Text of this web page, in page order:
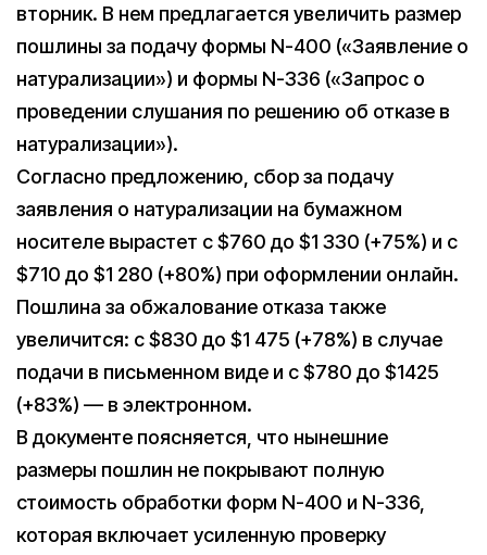
вторник. В нем предлагается увеличить размер
пошлины за подачу формы N-400 («Заявление о
натурализации») и формы N-336 («Запрос о
проведении слушания по решению об отказе в
натурализации»).
Согласно предложению, сбор за подачу
заявления о натурализации на бумажном
носителе вырастет с $760 до $1 330 (+75%) и с
$710 до $1 280 (+80%) при оформлении онлайн.
Пошлина за обжалование отказа также
увеличится: с $830 до $1 475 (+78%) в случае
подачи в письменном виде и с $780 до $1425
(+83%) — в электронном.
В документе поясняется, что нынешние
размеры пошлин не покрывают полную
стоимость обработки форм N-400 и N-336,
которая включает усиленную проверку